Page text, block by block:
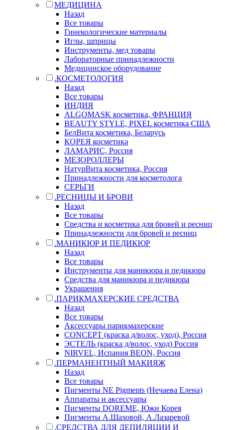
МЕДИЦИНА
Назад
Все товары
Гинекологические материалы
Иглы, шприцы
Инструменты, мед товары
Лабораторные принадлежности
Медицинское оборудование
.КОСМЕТОЛОГИЯ
Назад
Все товары
ИНДИЯ
ALGOMASK косметика, ФРАНЦИЯ
BEAUTY STYLE, PIXEL косметика США
БелВита косметика, Беларусь
КОРЕЯ косметика
ЛАМАРИС, Россия
МЕЗОРОЛЛЕРЫ
НатурВита косметика, Россия
Принадлежности для косметолога
СЕРЬГИ
.РЕСНИЦЫ И БРОВИ
Назад
Все товары
Средства и косметика для бровей и ресниц
Принадлежности для бровей и ресниц
.МАНИКЮР И ПЕДИКЮР
Назад
Все товары
Инструменты для маникюра и педикюра
Средства для маникюра и педикюра
Украшения
.ПАРИКМАХЕРСКИЕ СРЕДСТВА
Назад
Все товары
Аксессуары парикмахерские
CONCEPT (краска д/волос, уход), Россия
ЭСТЕЛЬ (краска д/волос, уход) Россия
NIRVEL, Испания BEON, Россия
.ПЕРМАНЕНТНЫЙ МАКИЯЖ
Назад
Все товары
Пигменты NE Pigments (Нечаева Елена)
Аппараты и аксессуары
Пигменты DOREME, Южн Корея
Пигменты А.Шаховой, А.Лазаревой
.СРЕДСТВА ДЛЯ ДЕПИЛЯЦИИ И